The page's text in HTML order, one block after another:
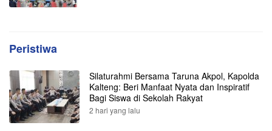
Peristiwa
Silaturahmi Bersama Taruna Akpol, Kapolda
Kalteng: Beri Manfaat Nyata dan Inspiratif
Bagi Siswa di Sekolah Rakyat
2 hari yang lalu